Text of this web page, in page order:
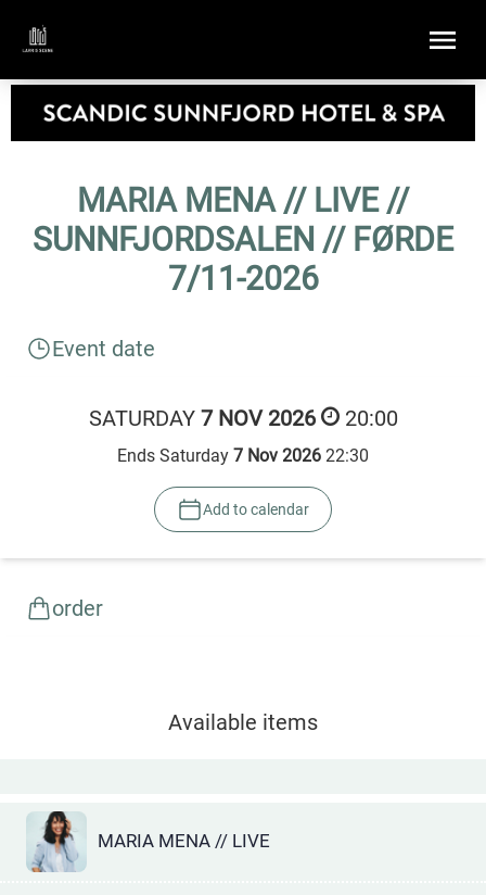
MARIA MENA // LIVE //
SUNNFJORDSALEN // FØRDE
7/11-2026
Event date
SATURDAY 7 NOV 2026 20:00
Ends Saturday 7 Nov 2026 22:30
Add to calendar
order
Available items
MARIA MENA // LIVE